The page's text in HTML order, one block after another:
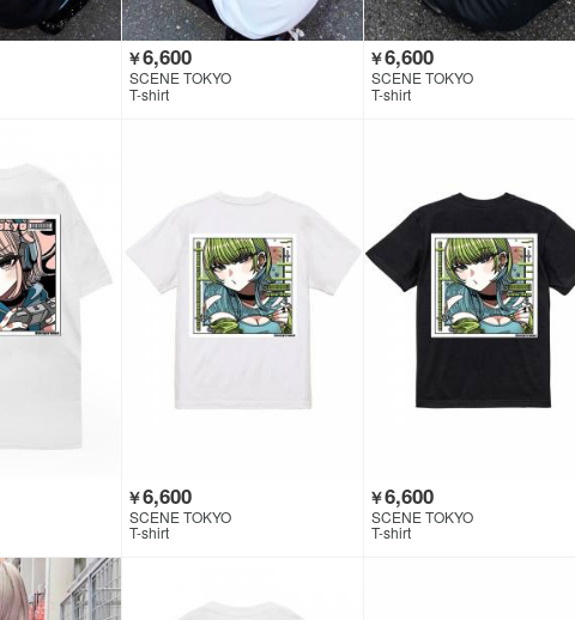
￥6,600
SCENE TOKYO
T-shirt
￥6,600
SCENE TOKYO
T-shirt
￥6,600
SCENE TOKYO
T-shirt
￥6,600
SCENE TOKYO
T-shirt